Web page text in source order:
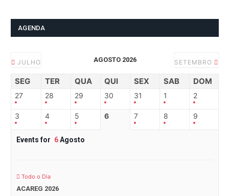
AGENDA
JULHO AGOSTO 2026 SETEMBRO
SEG TER QUA QUI SEX SAB DOM
27 28 29 30 31 1 2
3 4 5 6 7 8 9
Events for 6Agosto
Todo o Dia
ACAREG 2026